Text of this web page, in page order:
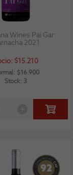
Wines Pai Gar
2021
$15.210
$16.900
Stock: 3
92